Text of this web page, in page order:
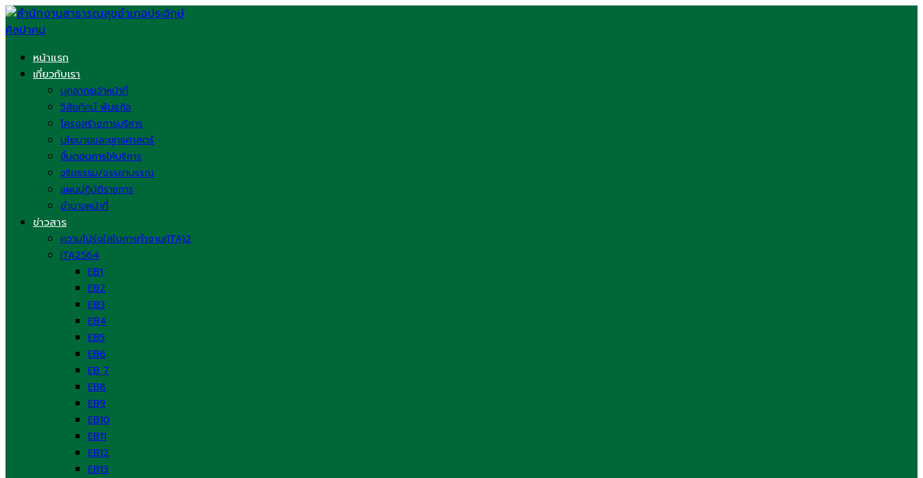
Skip
to
หน้าแรก
เกี่ยวกับเรา
บุคลากรเจ้าหน้าที่
วิสัยทัศน์ พันธกิจ
โครงสร้างการบริหาร
นโยบายและยุทธศาสตร์
ขั้นตอนการให้บริการ
จริยธรรม/จรรยาบรรณ
แผนปฏิบัติราชการ
อำนาจหน้าที่
ข่าวสาร
ความโปร่งใสในการทำงาน(ITA)2
ITA2564
EB1
EB2
EB3
EB4
EB5
EB6
EB 7
EB8
EB9
EB10
EB11
EB12
EB13